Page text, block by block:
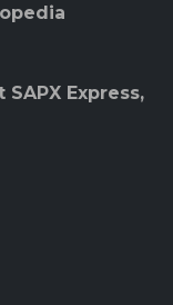
Express,